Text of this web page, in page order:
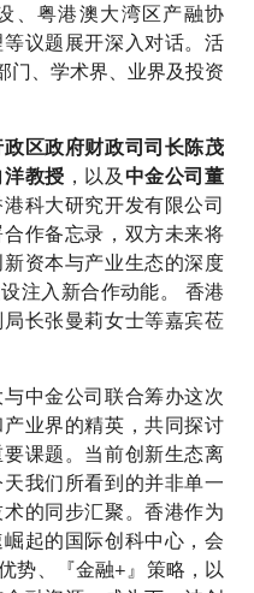
、粤港澳大湾区产融协
议题展开深入对话。活
门、学术界、业界及投资
区政府财政司司长陈茂
教授 ，以及 中金公司董
科大研究开发有限公司
作备忘录，双方未来将
资本与产业生态的深度
注入新合作动能。 香港
长张曼莉女士等嘉宾莅
中金公司联合筹办这次
业界的精英，共同探讨
要课题。当前创新生态离
我们所看到的并非单一
的同步汇聚。香港作为
起的国际创科中心，会
势、『金融+』策略，以